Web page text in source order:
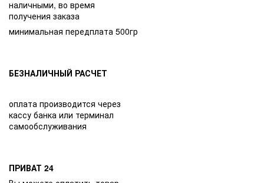
наличными, во время
получения заказа
минимальная передплата 500гр
БЕЗНАЛИЧНЫЙ РАСЧЕТ
оплата производится через
кассу банка или терминал
самообслуживания
ПРИВАТ 24